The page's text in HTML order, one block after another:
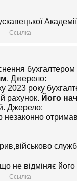
Ссылка
. Джерело:
2023 року
рахунок. Його
Джерело:
незаконно отримав
не відміняє
Ссылка